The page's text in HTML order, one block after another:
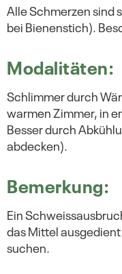
Alle Schmerzen sind
bei Bienenstich).
Modalitäten:
Schlimmer durch
warmen Zimmer, in
Besser durch
abdecken).
Bemerkung:
Ein
das Mittel
suchen.